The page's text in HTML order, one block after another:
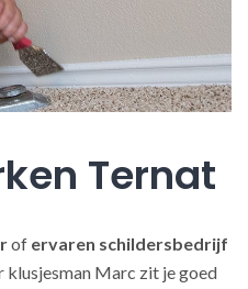
Ternat
of ervaren schildersbedrijf
klusjesman Marc zit je goed